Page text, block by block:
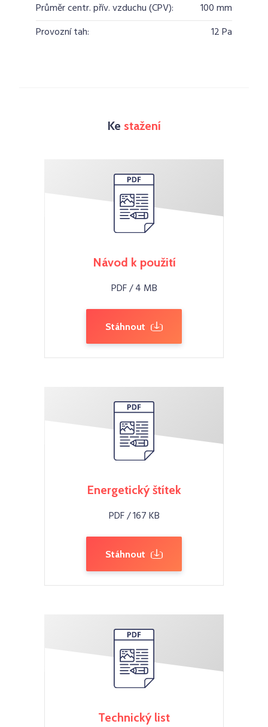
Průměr centr. přív. vzduchu (CPV):
100 mm
Provozní tah:
12 Pa
Ke stažení
Návod k použití
PDF / 4 MB
Stáhnout
Energetický štítek
PDF / 167 KB
Stáhnout
Technický list